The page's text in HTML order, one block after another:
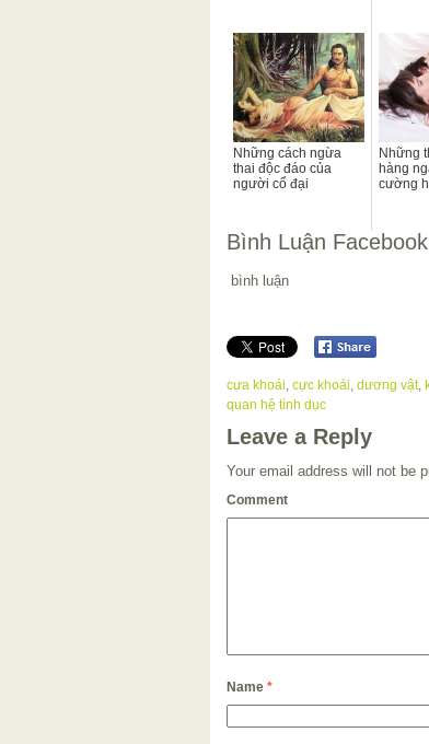
Những cách ngừa
thai độc đáo của
người cổ đại
Những
hàng
cường
Bình Luận Facebook
bình luận
cựa khoái cực khoái dương vật,
quan hệ tình dục
Leave a Reply
Your email address will not be
Comment
Name *